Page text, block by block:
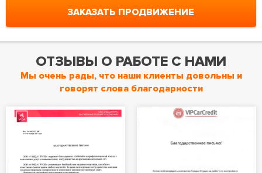
ЗАКАЗАТЬ ПРОДВИЖЕНИЕ
ОТЗЫВЫ О РАБОТЕ С НАМИ
Мы очень рады, что наши клиенты довольны и
говорят слова благодарности